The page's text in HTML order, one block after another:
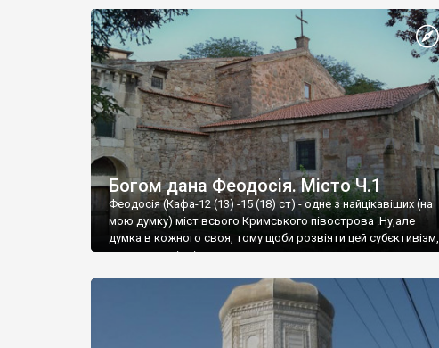
Богом дана Феодосія. Місто Ч.1
Феодосія (Кафа-12 (13) -15 (18) ст) - одне з найцікавіших (на
мою думку) міст всього Кримського півострова .Ну,але
думка в кожного своя, тому щоби розвіяти цей субєктивізм,
запрошую відвідати це